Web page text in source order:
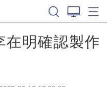
在明確認製作